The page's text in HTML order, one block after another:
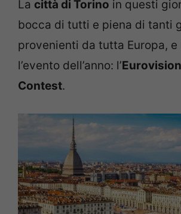
La città di Torino in questi
bocca di tutti e piena di tanti
provenienti da tutta Europa, e
l’evento dell’anno: l’
Contest.